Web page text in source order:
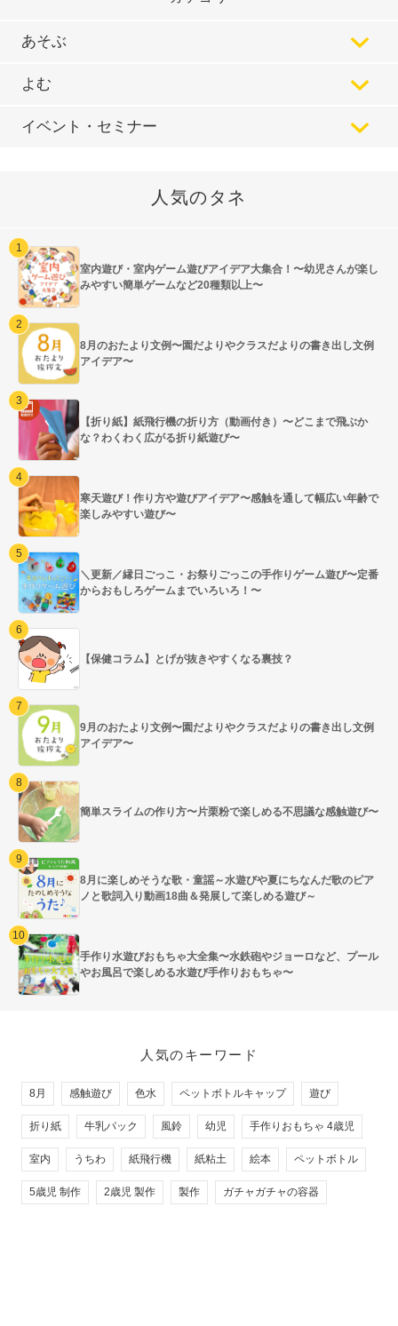
あそぶ
よむ
イベント・セミナー
人気のタネ
室内遊び・室内ゲーム遊びアイデア大集合！〜幼児さんが楽し
みやすい簡単ゲームなど20種類以上〜
8月のおたより文例〜園だよりやクラスだよりの書き出し文例
アイデア〜
【折り紙】紙飛行機の折り方（動画付き）〜どこまで飛ぶか
な？わくわく広がる折り紙遊び〜
寒天遊び！作り方や遊びアイデア〜感触を通して幅広い年齢で
楽しみやすい遊び〜
＼更新／縁日ごっこ・お祭りごっこの手作りゲーム遊び〜定番
からおもしろゲームまでいろいろ！〜
【保健コラム】とげが抜きやすくなる裏技？
9月のおたより文例〜園だよりやクラスだよりの書き出し文例
アイデア〜
簡単スライムの作り方〜片栗粉で楽しめる不思議な感触遊び〜
8月に楽しめそうな歌・童謡～水遊びや夏にちなんだ歌のピア
ノと歌詞入り動画18曲＆発展して楽しめる遊び～
手作り水遊びおもちゃ大全集〜水鉄砲やジョーロなど、プール
やお風呂で楽しめる水遊び手作りおもちゃ〜
人気のキーワード
8月 感触遊び 色水 ペットボトルキャップ 遊び
折り紙 牛乳パック 風鈴 幼児 手作りおもちゃ 4歳児
室内 うちわ 紙飛行機 紙粘土 絵本 ペットボトル
5歳児 制作 2歳児 製作 製作 ガチャガチャの容器